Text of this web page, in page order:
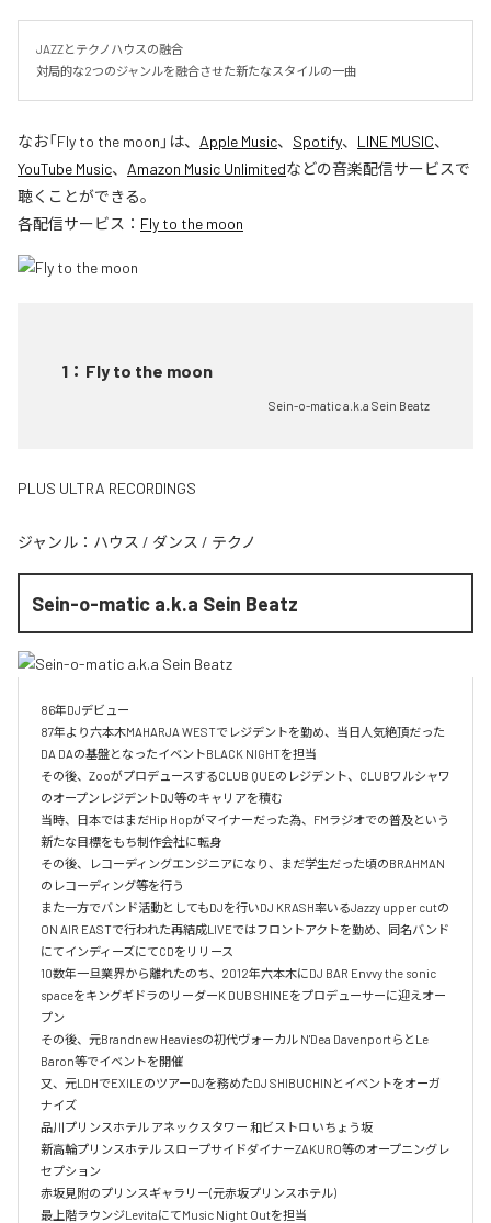
JAZZとテクノハウスの融合
対局的な2つのジャンルを融合させた新たなスタイルの一曲
なお「Fly to the moon 」は、 Apple Music、 Spotify、 LINE MUSIC、
YouTube Music、 Amazon Music Unlimitedなどの音楽配信サービスで
聴くことができる。
各配信サービス： Fly to the moon
1 ： Fly to the moon
Sein-o-matic a.k.a Sein Beatz
PLUS ULTRA RECORDINGS
ジャンル： ハウス / ダンス / テクノ
Sein-o-matic a.k.a Sein Beatz
86年DJデビュー
87年より六本木MAHARJA WESTでレジデントを勤め、当日人気絶頂だった
DA DAの基盤となったイベントBLACK NIGHTを担当
その後、ZooがプロデュースするCLUB QUEのレジデント、CLUBワルシャワ
のオープンレジデントDJ等のキャリアを積む
当時、日本ではまだHip Hopがマイナーだった為、FMラジオでの普及という
新たな目標をもち制作会社に転身
その後、レコーディングエンジニアになり、まだ学生だった頃のBRAHMAN
のレコーディング等を行う
また一方でバンド活動としてもDJを行いDJ KRASH率いるJazzy upper cutの
ON AIR EASTで行われた再結成LIVEではフロントアクトを勤め、同名バンド
にてインディーズにてCDをリリース
10数年一旦業界から離れたのち、2012年六本木にDJ BAR Envvy the sonic
spaceをキングギドラのリーダーK DUB SHINEをプロデューサーに迎えオー
プン
その後、元Brandnew Heaviesの初代ヴォーカル N'Dea DavenportらとLe
Baron等でイベントを開催
又、元LDHでEXILEのツアーDJを務めたDJ SHIBUCHINとイベントをオーガ
ナイズ
品川プリンスホテル アネックスタワー 和ビストロ いちょう坂
新高輪プリンスホテル スロープサイドダイナーZAKURO等のオープニングレ
セプション
赤坂見附のプリンスギャラリー(元赤坂プリンスホテル)
最上階ラウンジLevitaにてMusic Night Outを担当